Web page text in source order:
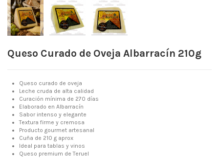
Queso Curado de Oveja Albarracín 210g
Queso curado de oveja
Leche cruda de alta calidad
Curación mínima de 270 días
Elaborado en Albarracín
Sabor intenso y elegante
Textura firme y cremosa
Producto gourmet artesanal
Cuña de 210 g aprox
Ideal para tablas y vinos
Queso premium de Teruel